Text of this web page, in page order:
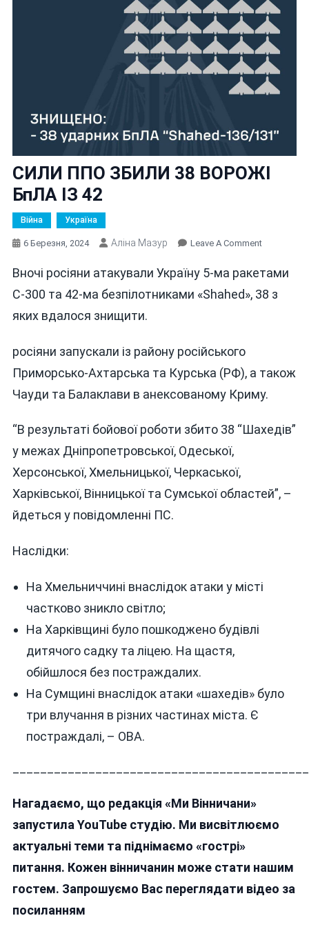
СИЛИ ППО ЗБИЛИ 38 ВОРОЖІ
БпЛА ІЗ 42
Війна Україна
6 Березня, 2024 Аліна Мазур Leave A CommentOn
ППО
ЗБИЛИ
42
Вночі росіяни атакували Україну 5-ма ракетами
С-300 та 42-ма безпілотниками «Shahed», 38 з
яких вдалося знищити.
росіяни запускали із району російського
Приморсько-Ахтарська та Курська (РФ), а також
Чауди та Балаклави в анексованому Криму.
“В результаті бойової роботи збито 38 “Шахедів”
у межах Дніпропетровської, Одеської,
Херсонської, Хмельницької, Черкаської,
Харківської, Вінницької та Сумської областей”, –
йдеться у повідомленні ПС.
Наслідки:
На Хмельниччині внаслідок атаки у місті
частково зникло світло;
На Харківщині було пошкоджено будівлі
дитячого садку та ліцею. На щастя,
обійшлося без постраждалих.
На Сумщині внаслідок атаки «шахедів» було
три влучання в різних частинах міста. Є
постраждалі, – ОВА.
Нагадаємо, що редакція «Ми Вінничани»
запустила YouTube студію. Ми висвітлюємо
актуальні теми та піднімаємо «гострі»
питання. Кожен вінничанин може стати нашим
гостем. Запрошуємо Вас переглядати відео за
посиланням